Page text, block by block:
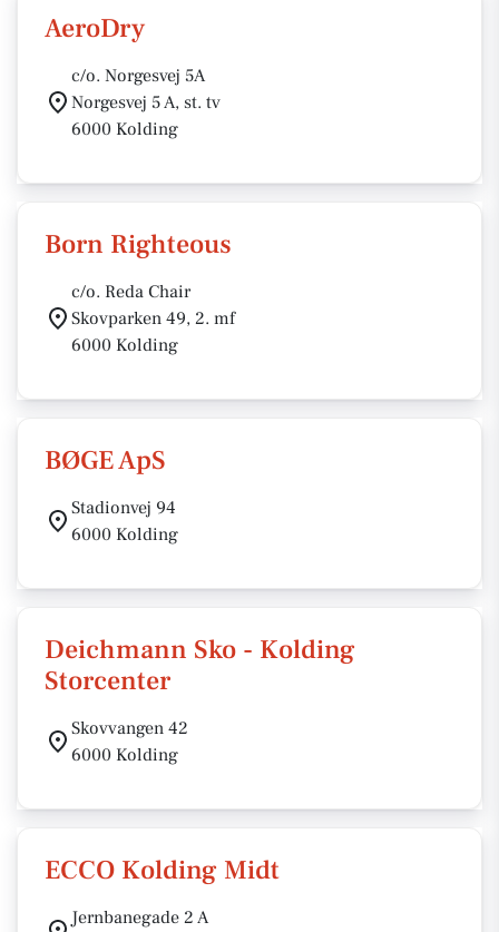
AeroDry
c/o. Norgesvej 5A
Norgesvej 5 A, st. tv
6000 Kolding
Born Righteous
c/o. Reda Chair
Skovparken 49, 2. mf
6000 Kolding
BØGE ApS
Stadionvej 94
6000 Kolding
Deichmann Sko - Kolding
Storcenter
Skovvangen 42
6000 Kolding
ECCO Kolding Midt
Jernbanegade 2 A